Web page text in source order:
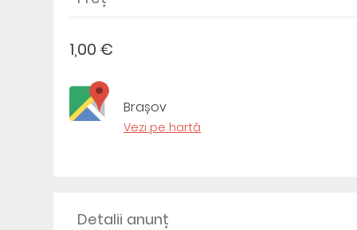
1,00 €
Brașov
Vezi pe hartă
Detalii anunț